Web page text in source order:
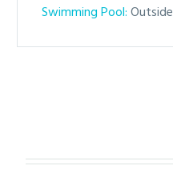
Swimming Pool:Outside